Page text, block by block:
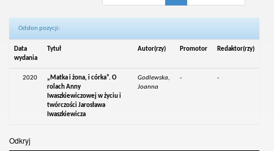
Odsłon pozycji:
Data
wydania
Tytuł Autor(rzy) Promotor Redaktor(rzy)
2020
„Matka i żona, i córka”. O
rolach Anny
Iwaszkiewiczowej w życiu i
twórczości Jarosława
Iwaszkiewicza
Godlewska,
Joanna
- -
Odkryj